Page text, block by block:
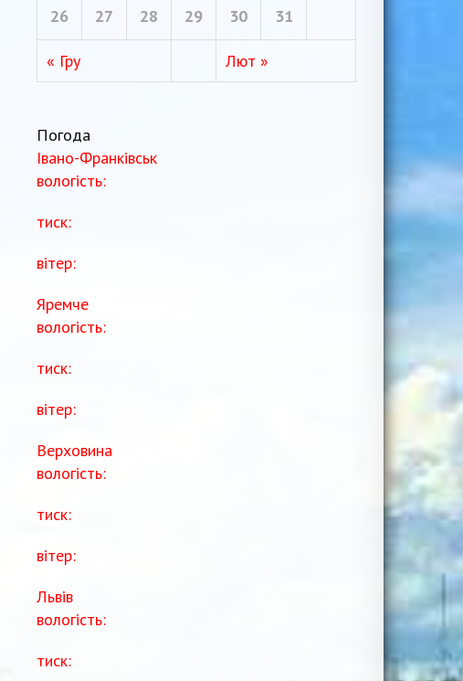
« Гру Лют »
26 27 28 29 30 31
Погода
Івано-Франківськ
вологість:
тиск:
вітер:
Яремче
вологість:
тиск:
вітер:
Верховина
вологість:
тиск:
вітер:
Львів
вологість:
тиск: